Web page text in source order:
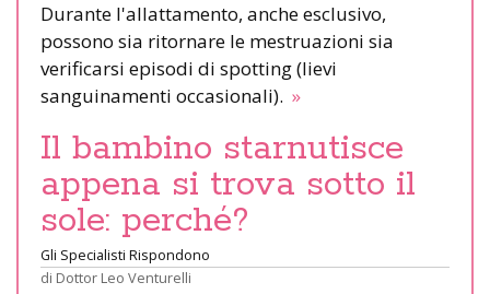
Durante l'allattamento, anche esclusivo,
possono sia ritornare le mestruazioni sia
verificarsi episodi di spotting (lievi
sanguinamenti occasionali). »
Il bambino starnutisce
appena si trova sotto il
sole: perché?
Gli Specialisti Rispondono
di Dottor Leo Venturelli